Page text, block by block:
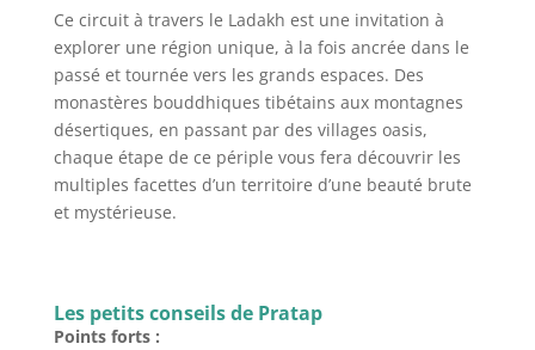
Ce circuit à travers le Ladakh est une invitation à
explorer une région unique, à la fois ancrée dans le
passé et tournée vers les grands espaces. Des
monastères bouddhiques tibétains aux montagnes
désertiques, en passant par des villages oasis,
chaque étape de ce périple vous fera découvrir les
multiples facettes d’un territoire d’une beauté brute
et mystérieuse.
Les petits conseils de Pratap
Points forts :